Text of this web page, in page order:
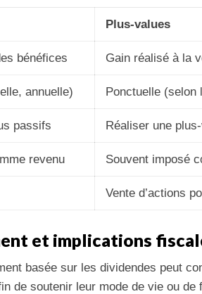
Plus-values
bénéfices Gain réalisé à la
annuelle) Ponctuelle (selon
passifs Réaliser une
revenu Souvent imposé
Vente d’actions
et implications
basée sur les dividendes peut
de soutenir leur mode de vie ou de